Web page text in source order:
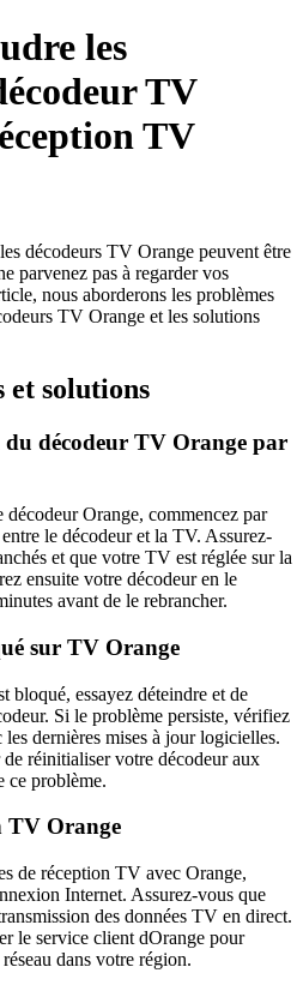
les
TV
TV
décodeurs TV Orange peuvent être
parvenez pas à regarder vos
nous aborderons les problèmes
TV Orange et les solutions
et solutions
du décodeur TV Orange par
Orange, commencez par
le décodeur et la TV. Assurez-
et que votre TV est réglée sur la
ensuite votre décodeur en le
avant de le rebrancher.
sur TV Orange
bloqué, essayez déteindre et de
Si le problème persiste, vérifiez
dernières mises à jour logicielles.
réinitialiser votre décodeur aux
ce problème.
TV Orange
de réception TV avec Orange,
Internet. Assurez-vous que
des données TV en direct.
le service client dOrange pour
dans votre région.